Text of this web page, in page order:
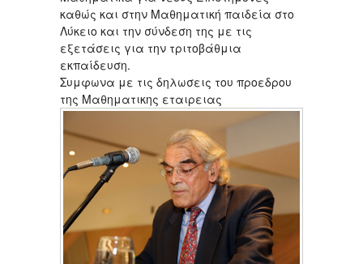
καθώς και στην Μαθηματική παιδεία στο
Λύκειο και την σύνδεση της με τις
εξετάσεις για την τριτοβάθμια
εκπαίδευση.
Συμφωνα με τις δηλωσεις του προεδρου
της Μαθηματικης εταιρειας